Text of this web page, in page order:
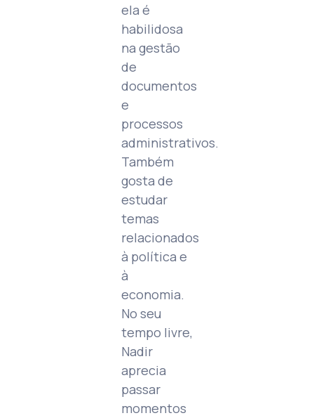
ela é
habilidosa
na gestão
de
documentos
e
processos
administrativos.
Também
gosta de
estudar
temas
relacionados
à política e
à
economia.
No seu
tempo livre,
Nadir
aprecia
passar
momentos